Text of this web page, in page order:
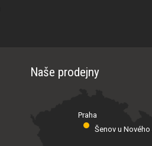
Naše prodejny
Praha
Šenov u Nového